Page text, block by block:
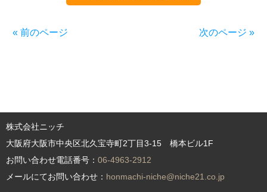
« 前のページ 次のページ »
株式会社ニッチ
大阪府大阪市中央区北久宝寺町2丁目3-15 橋本ビル1F
お問い合わせ電話番号： 06-4963-2912
メールにてお問い合わせ： honmachi-niche@niche21.co.jp